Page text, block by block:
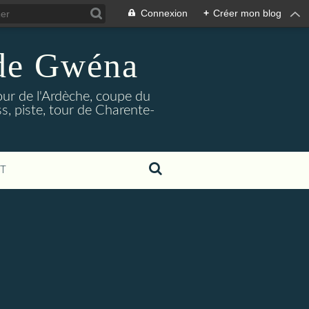
Connexion + Créer mon blog
Gwéna
de l'Ardèche, coupe du
piste, tour de Charente-